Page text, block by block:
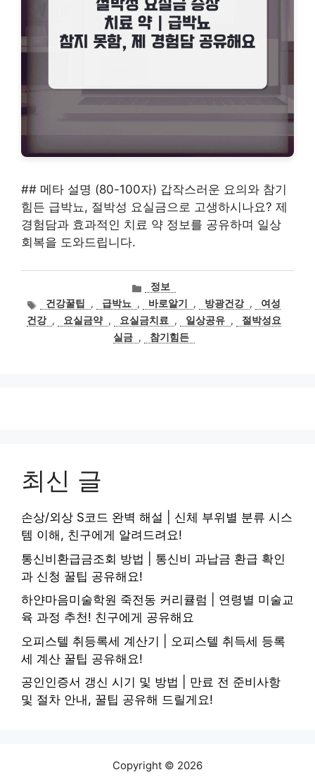
## 메타 설명 (80-100자) 갑작스러운 요의와 참기
힘든 급박뇨, 절박성 요실금으로 고생하시나요? 제
경험담과 효과적인 치료 약 정보를 공유하며 일상
회복을 도와드립니다.
카
테
고
리
정보
태
그
건강꿀팁 , 급박뇨 , 바로알기 , 방광건강 ,
여성
건강 , 요실금약 , 요실금치료 , 일상공유 ,
절박성요
실금 , 참기힘든
최신 글
손상/외상 S코드 완벽 해설 | 신체 부위별 분류 시스
템 이해, 친구에게 알려드려요!
통신비환급금조회 방법 | 통신비 과납금 환급 확인
과 신청 꿀팁 공유해요!
하얀마음미술학원 죽전동 커리큘럼 | 연령별 미술교
육 과정 추천! 친구에게 공유해요
오피스텔 취등록세 계산기 | 오피스텔 취득세 등록
세 계산 꿀팁 공유해요!
공인인증서 갱신 시기 및 방법 | 만료 전 준비사항
및 절차 안내, 꿀팁 공유해 드릴게요!
Copyright © 2026